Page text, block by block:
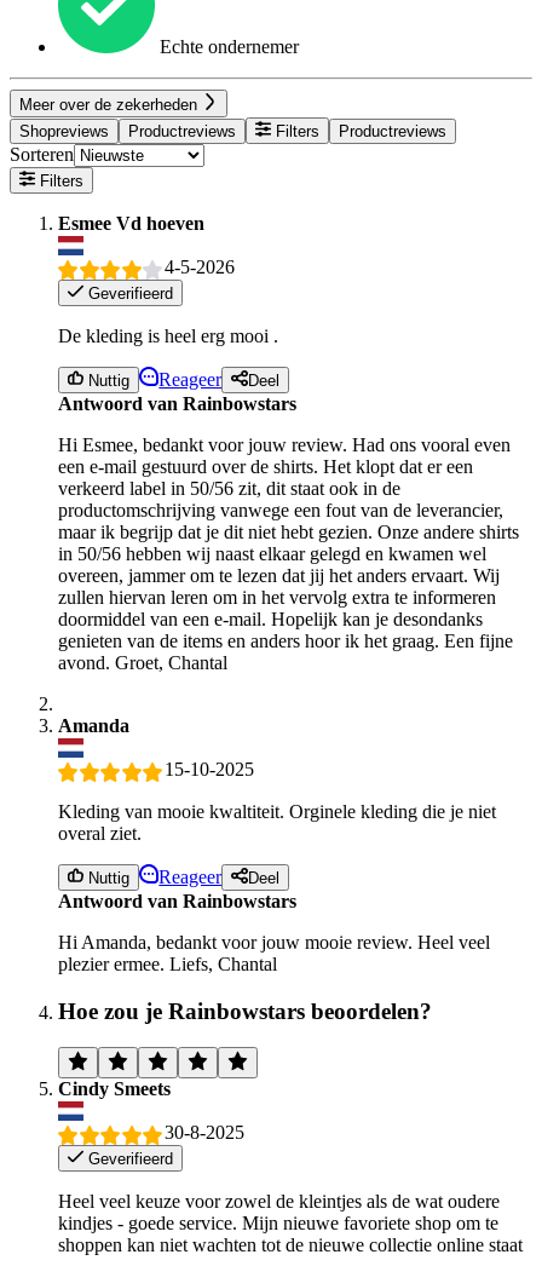
Echte ondernemer
Meer over de zekerheden
Shopreviews
Productreviews Filters Productreviews
Sorteren
Filters
Esmee Vd hoeven
4-5-2026
Geverifieerd
De kleding is heel erg mooi .
Nuttig Reageer Deel
Antwoord van Rainbowstars
Hi Esmee, bedankt voor jouw review. Had ons vooral even
een e-mail gestuurd over de shirts. Het klopt dat er een
verkeerd label in 50/56 zit, dit staat ook in de
productomschrijving vanwege een fout van de leverancier,
maar ik begrijp dat je dit niet hebt gezien. Onze andere shirts
in 50/56 hebben wij naast elkaar gelegd en kwamen wel
overeen, jammer om te lezen dat jij het anders ervaart. Wij
zullen hiervan leren om in het vervolg extra te informeren
doormiddel van een e-mail. Hopelijk kan je desondanks
genieten van de items en anders hoor ik het graag. Een fijne
avond. Groet, Chantal
Amanda
15-10-2025
Kleding van mooie kwaltiteit. Orginele kleding die je niet
overal ziet.
Nuttig Reageer Deel
Antwoord van Rainbowstars
Hi Amanda, bedankt voor jouw mooie review. Heel veel
plezier ermee. Liefs, Chantal
Hoe zou je Rainbowstars beoordelen?
Cindy Smeets
30-8-2025
Geverifieerd
Heel veel keuze voor zowel de kleintjes als de wat oudere
kindjes - goede service. Mijn nieuwe favoriete shop om te
shoppen kan niet wachten tot de nieuwe collectie online staat